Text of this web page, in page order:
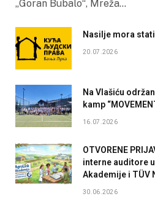
„Goran Bubalo“, Mreža…
Nasilje mora
20.07.2026
Na Vlašiću
kamp
16.07.2026
OTVORENE
interne auditore
Akademije i TÜV
30.06.2026